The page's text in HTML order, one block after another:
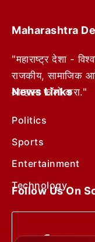
Maharashtra
"महाराष्ट्र देशा -
राजकीय, सामाजिक
आम्हाला फॉलो करा."
News Links
Politics
Sports
Entertainment
Technology
Follow Us On